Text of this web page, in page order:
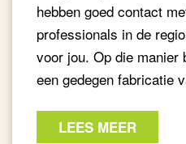
hebben goed contact
professionals in de
voor jou. Op die manier
een gedegen fabricatie
LEES MEER